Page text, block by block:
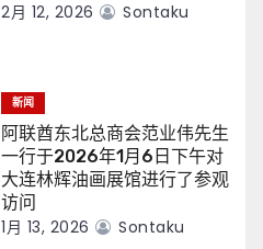
2月 12, 2026 Sontaku
新闻
阿联酋东北总商会范业伟先生
一行于2026年1月6日下午对
大连林辉油画展馆进行了参观
访问
1月 13, 2026 Sontaku